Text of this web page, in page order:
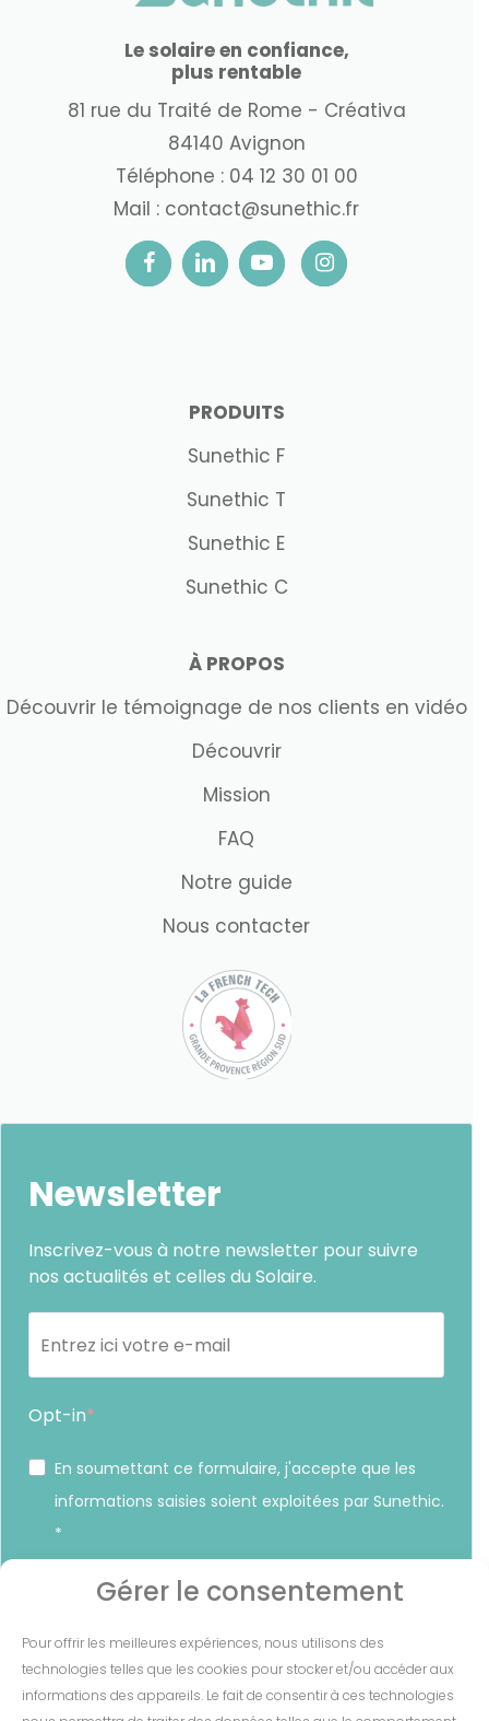
Gérer le consentement
Pour offrir les meilleures expériences, nous utilisons des
technologies telles que les cookies pour stocker et/ou accéder aux
informations des appareils. Le fait de consentir à ces technologies
Le solaire en confiance,
plus rentable
81 rue du Traité de Rome - Créativa
84140 Avignon
Téléphone : 04 12 30 01 00
Mail : contact@sunethic.fr
PRODUITS
Sunethic F
Sunethic T
Sunethic E
Sunethic C
À PROPOS
Découvrir le témoignage de nos clients en vidéo
Découvrir
Mission
FAQ
Notre guide
Nous contacter
Newsletter
Inscrivez-vous à notre newsletter pour suivre
nos actualités et celles du Solaire.
Opt-in
En soumettant ce formulaire, j'accepte que les
informations saisies soient exploitées par Sunethic.
*
Vous pouvez vous désinscrire à tout moment en cliquant sur
S'INSCRIRE